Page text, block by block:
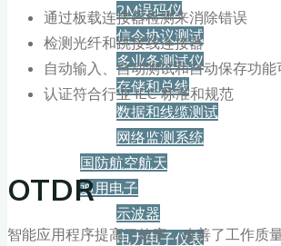
2M误码仪
信令协议测试
多业务测试仪
存储和总线
数据和线缆测试
网络监测系统
国防航空航天
通用电子
示波器
电力电子仪表
通过板载连接器检测来消除错误
检测光纤和跳接线连接器
自动输入、自动测试和自动保存功
认证符合行业 IEC 标准和规范
OTDR
智能应用程序提高了效率，改善了工作质